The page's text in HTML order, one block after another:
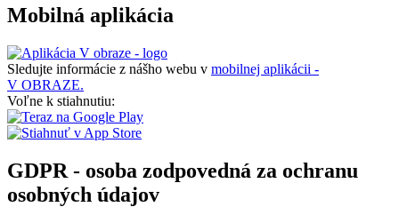
Mobilná aplikácia
Sledujte informácie z nášho webu v mobilnej aplikácii -
V OBRAZE.
Voľne k stiahnutiu:
GDPR - osoba zodpovedná za ochranu
osobných údajov